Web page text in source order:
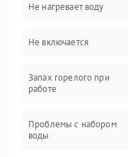
Программное
Не нагревает воду
Не включается
Запах горелого при
работе
Проблемы с набором
воды